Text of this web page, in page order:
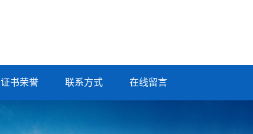
证书荣誉 联系方式 在线留言